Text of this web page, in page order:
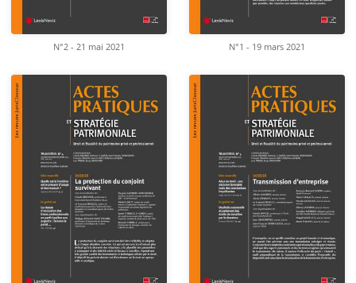
N°2 - 21 mai 2021 N°1 - 19 mars 2021